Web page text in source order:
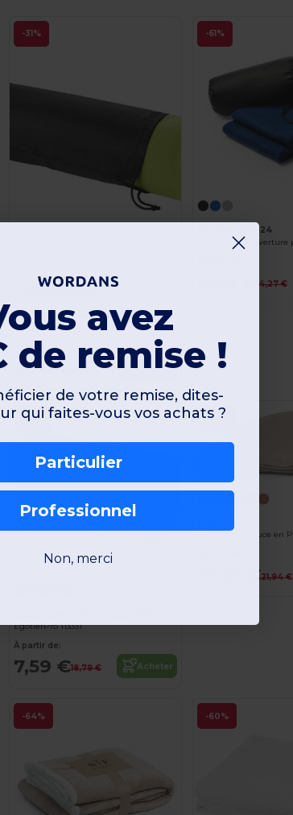
-31%
Plaid polaire avec housse Huggy
EgotierPro 100165
À partir de:
4,93 € 7,17 € Acheter
-61%
Stamina BK5624
14,27 €
-60%
EgotierPro 113331
À partir de:
7,59 €18,79 € Acheter
-33%
14,61 €21,94 €
-64% -60%
avez
de remise !
de votre remise, dites-
qui faites-vous vos achats ?
Particulier
Professionnel
Non, merci